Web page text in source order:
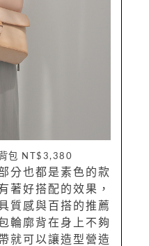
包 NT$3,380
分也都是素色的款
著好搭配的效果，
質感與百搭的推薦
輪廓背在身上不夠
就可以讓造型營造